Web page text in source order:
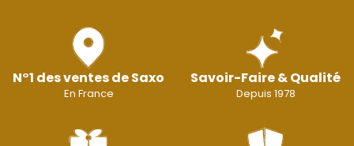
N°1 des ventes de Saxo
En France
Savoir-Faire & Qualité
Depuis 1978